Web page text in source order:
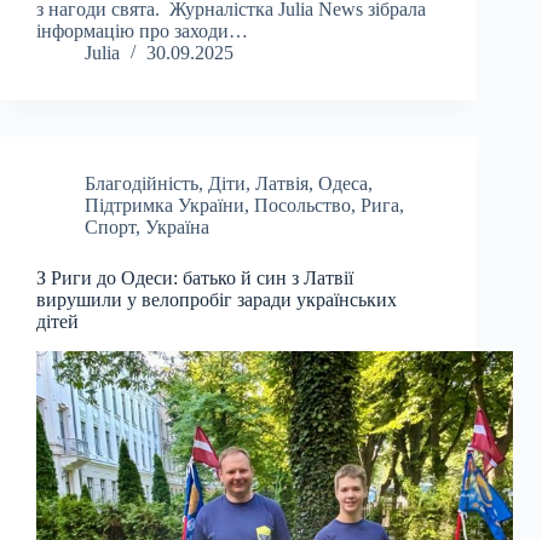
з нагоди свята. Журналістка Julia News зібрала
інформацію про заходи…
Julia
30.09.2025
Благодійність, Діти, Латвія, Одеса,
Підтримка України, Посольство, Рига,
Спорт, Україна
З Риги до Одеси: батько й син з Латвії
вирушили у велопробіг заради українських
дітей